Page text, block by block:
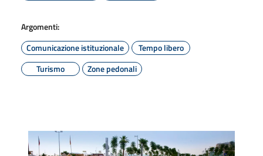
Argomenti:
Comunicazione istituzionale
Tempo libero
Turismo
Zone pedonali